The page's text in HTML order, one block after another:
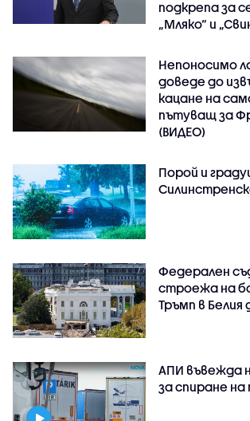
подкрепа за
„Мляко“ и
Непоносимо
доведе до
кацане на
пътуващ за
(ВИДЕО)
Порой и
Федерален
строежа на
Тръмп в Белия
АПИ въвежда
за спиране